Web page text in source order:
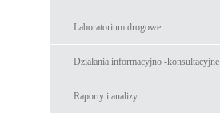
Laboratorium drogowe
Działania informacyjno -konsultacyjne
Raporty i analizy